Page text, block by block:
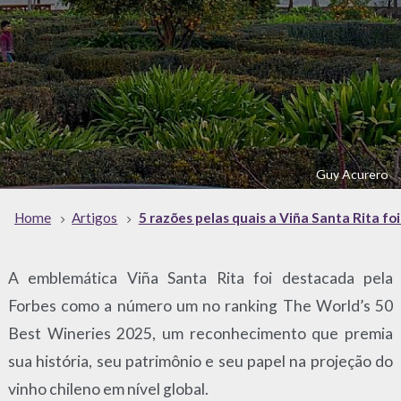
Guy Acurero
Home Artigos 5 razões pelas quais a Viña Santa Rita
A emblemática Viña Santa Rita foi destacada pela
Forbes como a número um no ranking The World’s 50
Best Wineries 2025, um reconhecimento que premia
sua história, seu patrimônio e seu papel na projeção do
vinho chileno em nível global.